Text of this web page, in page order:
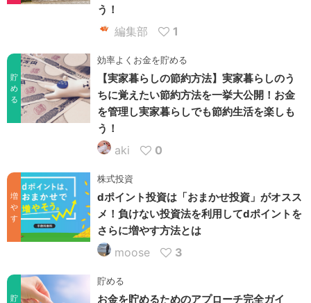
う！
編集部 1
貯
め
る
効率よくお金を貯める
【実家暮らしの節約方法】実家暮らしのう
ちに覚えたい節約方法を一挙大公開！お金
を管理し実家暮らしでも節約生活を楽しも
う！
aki 0
増
や
す
株式投資
dポイント投資は「おまかせ投資」がオスス
メ！負けない投資法を利用してdポイントを
さらに増やす方法とは
moose 3
貯
貯める
お金を貯めるためのアプローチ完全ガイ